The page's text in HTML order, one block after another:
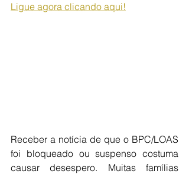
Ligue agora clicando aqui!
Receber a notícia de que o BPC/LOAS
foi bloqueado ou suspenso costuma
causar desespero. Muitas famílias